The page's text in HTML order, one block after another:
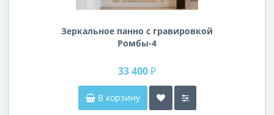
Зеркальное панно с гравировкой
Ромбы-4
33 400 ₽
В корзину